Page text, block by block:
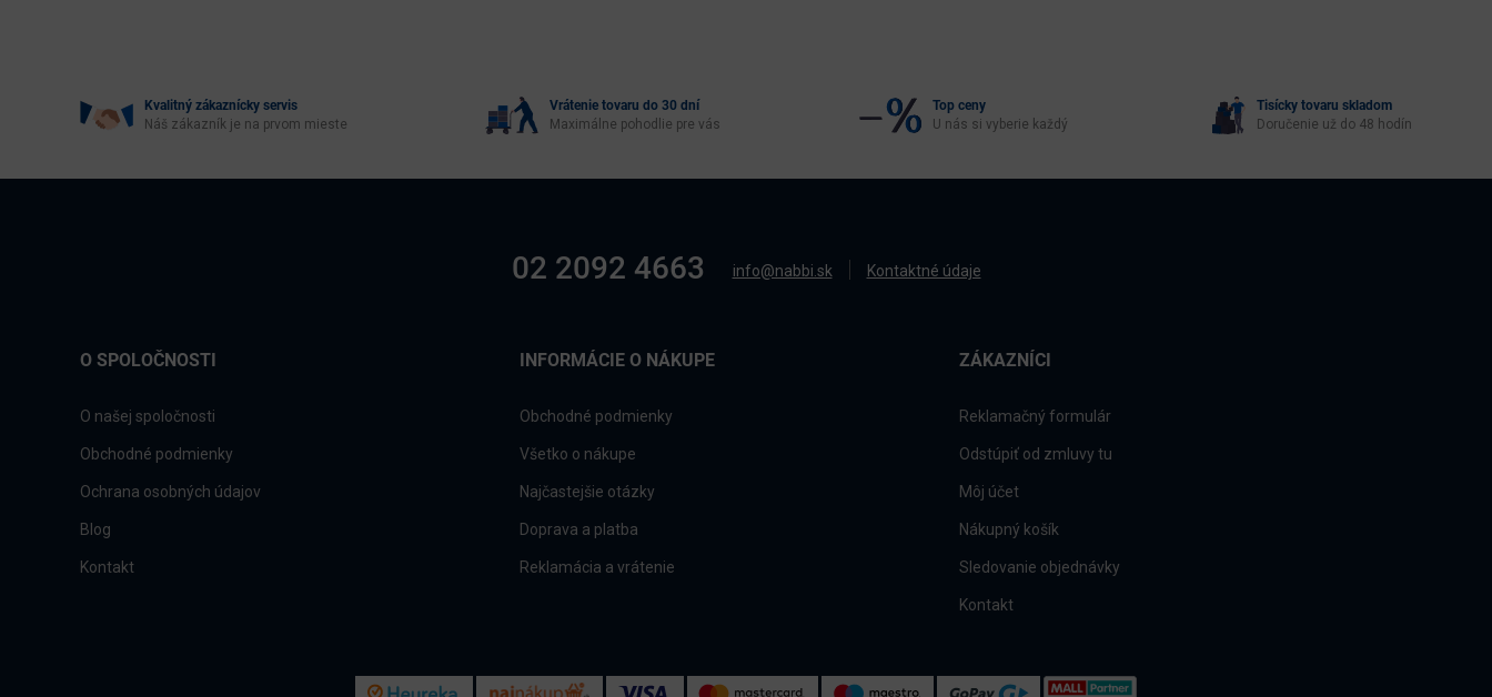
Kvalitný zákaznícky servis
Náš zákazník je na prvom mieste
Vrátenie tovaru do 30 dní
Maximálne pohodlie pre vás
Top ceny
U nás si vyberie každý
Tisícky tovaru skladom
Doručenie už do 48 hodín
02 2092 4663 info@nabbi.sk Kontaktné údaje
O SPOLOČNOSTI
O našej spoločnosti
Obchodné podmienky
Ochrana osobných údajov
Blog
Kontakt
INFORMÁCIE O NÁKUPE
Obchodné podmienky
Všetko o nákupe
Najčastejšie otázky
Doprava a platba
Reklamácia a vrátenie
ZÁKAZNÍCI
Reklamačný formulár
Odstúpiť od zmluvy tu
Môj účet
Nákupný košík
Sledovanie objednávky
Kontakt